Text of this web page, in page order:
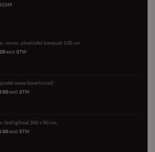
, vouw-, plooitafel banquet 120 cm
excl. BTW
wave (kwartrond)
excl. BTW
StelligStaal 300 x 80 cm
excl. BTW